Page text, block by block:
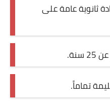
ثانوية عامة على
تماماً.